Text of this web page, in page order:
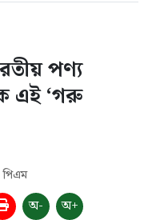
পণ্য
এই ‘গরু
অ- অ+